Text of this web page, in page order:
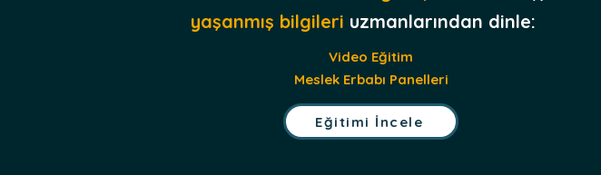
yaşanmış bilgileri uzmanlarından dinle:
Video Eğitim
Meslek Erbabı Panelleri
Eğitimi İncele